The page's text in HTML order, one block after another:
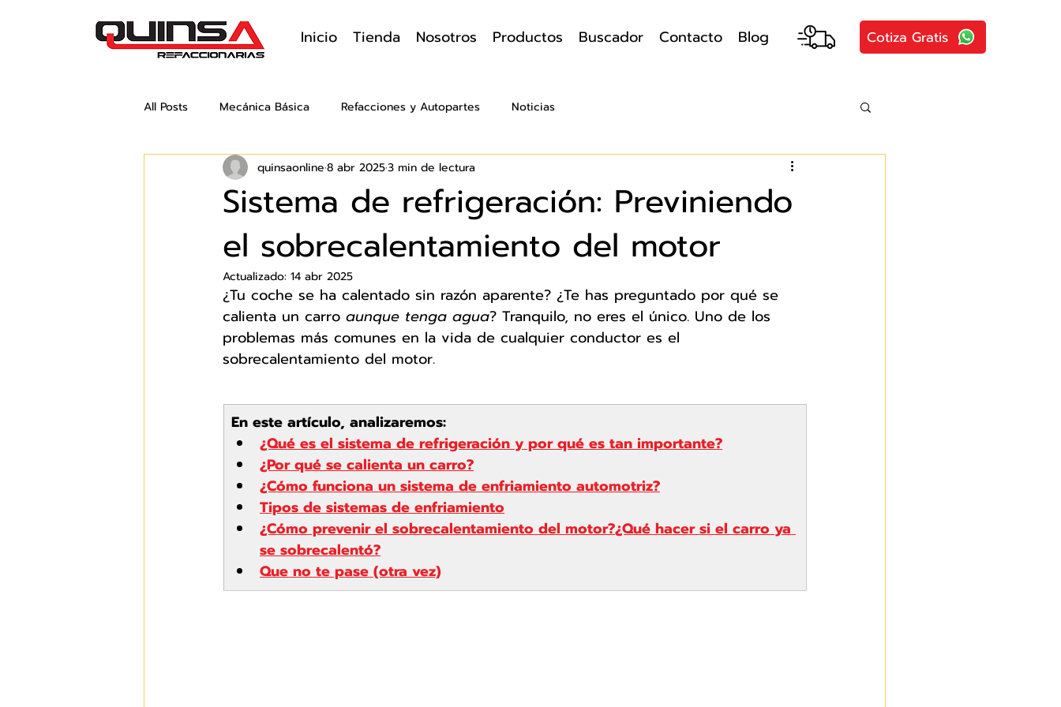
Inicio Tienda Nosotros Productos Buscador Contacto Blog Cotiza Gratis
All Posts Mecánica Básica Refacciones y Autopartes Noticias
Sistema de refrigeración: Previniendo
el sobrecalentamiento del motor
quinsaonline8 abr 20253 min de lectura
Actualizado: 14 abr 2025
¿Tu coche se ha calentado sin razón aparente? ¿Te has preguntado por qué se
calienta un carro aunque tenga agua? Tranquilo, no eres el único. Uno de los
problemas más comunes en la vida de cualquier conductor es el
sobrecalentamiento del motor.
En este artículo, analizaremos:
¿Qué es el sistema de refrigeración y por qué es tan importante?
¿Por qué se calienta un carro?
¿Cómo funciona un sistema de enfriamiento automotriz?
Tipos de sistemas de enfriamiento
¿Cómo prevenir el sobrecalentamiento del motor?¿Qué hacer si el carro ya
se sobrecalentó?
Que no te pase (otra vez)